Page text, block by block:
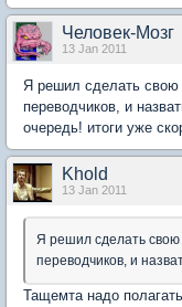
Человек-Мозг
13 Jan 2011
Я решил сделать свою
переводчиков, и
очередь! итоги уже
Khold
13 Jan 2011
Я решил сделать
переводчиков, и
Тащемта надо